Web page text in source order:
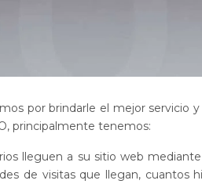
por brindarle el mejor servicio
principalmente tenemos:
lleguen a su sitio web
de visitas que llegan, cuantos